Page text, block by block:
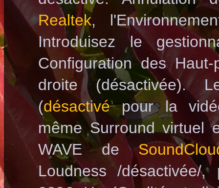
Realtek,
Introduisez le
Configuration des
droite (désactivée).
(désactivépour la
même Surround virtuel
WAVE de
Loudness /